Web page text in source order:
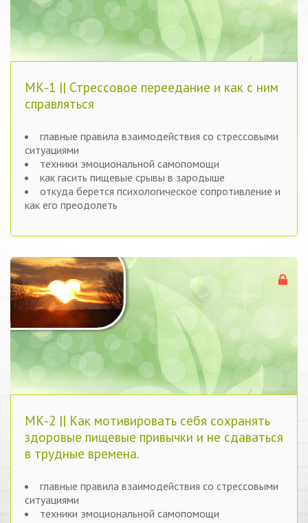
МК-1 || Стрессовое переедание и как с ним
справляться
главные правила взаимодействия со стрессовыми
ситуациями
техники эмоциональной самопомощи
как гасить пищевые срывы в зародыше
откуда берется психологическое сопротивление и
как его преодолеть
МК-2 || Как мотивировать себя сохранять
здоровые пищевые привычки и не сдаваться
в трудные времена.
главные правила взаимодействия со стрессовыми
ситуациями
техники эмоциональной самопомощи